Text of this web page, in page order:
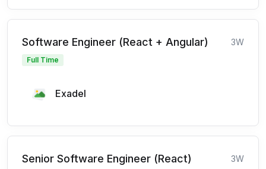
Software Engineer (React + Angular) 3W
Full Time
Exadel
Senior Software Engineer (React) 3W